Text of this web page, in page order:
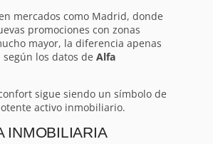
mercados como Madrid, donde
promociones con zonas
mayor, la diferencia apenas
según los datos de Alfa
sigue siendo un símbolo de
activo inmobiliario.
INMOBILIARIA